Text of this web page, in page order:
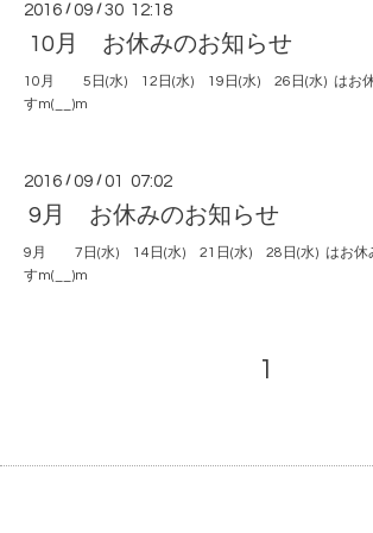
2016 /09 /30 12:18
10月 お休みのお知らせ
10月 5日(水) 12日(水) 19日(水) 26日(水) はお休
すm(__)m
2016 /09 /01 07:02
9月 お休みのお知らせ
9月 7日(水) 14日(水) 21日(水) 28日(水) はお休み
すm(__)m
1